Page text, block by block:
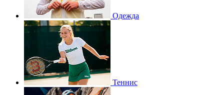
Одежда
Теннис